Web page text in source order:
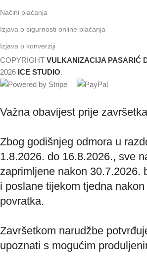
Načini plaćanja
Izjava o sigurnosti online plaćanja
Izjava o konverziji
COPYRIGHT VULKANIZACIJA PASARIĆ
2026 ICE STUDIO.
Važna obavijest prije
Zbog godišnjeg odmora u
1.8.2026. do 16.8.2026., sve
zaprimljene nakon 30.7.2026.
i poslane tijekom tjedna nakon
povratka.
Završetkom narudžbe
upoznati s mogućim